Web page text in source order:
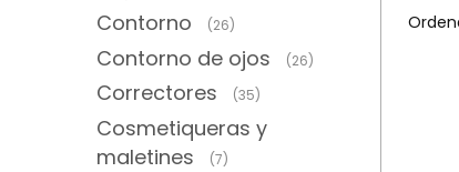
Contorno (26)
Contorno de ojos (26)
Correctores (35)
Cosmetiqueras y
maletines
(7)